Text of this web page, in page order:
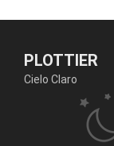
PLOTTIER
Cielo Claro